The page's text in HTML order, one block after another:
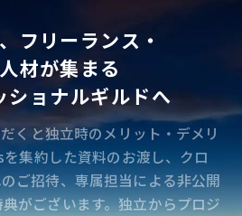
フリーランス・
材が集まる
ショナルギルドへ
くと独立時のメリット・デメリ
集約した資料のお渡し、クロ
ご招待、専属担当による非公開
がございます。独立からプロジ